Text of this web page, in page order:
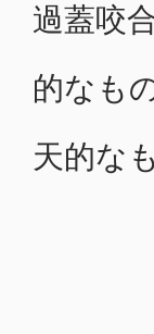
過蓋咬
的なも
天的な